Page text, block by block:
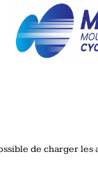
de charger les